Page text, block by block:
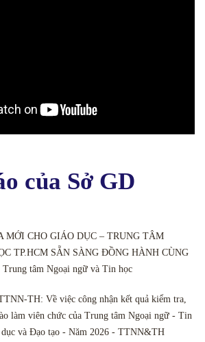
của Sở GD
MỚI CHO GIÁO DỤC – TRUNG TÂM
TP.HCM SẴN SÀNG ĐỒNG HÀNH CÙNG
tâm Ngoại ngữ và Tin học
TH: Về việc công nhận kết quả kiểm tra,
làm viên chức của Trung tâm Ngoại ngữ - Tin
và Đạo tạo - Năm 2026 - TTNN&TH